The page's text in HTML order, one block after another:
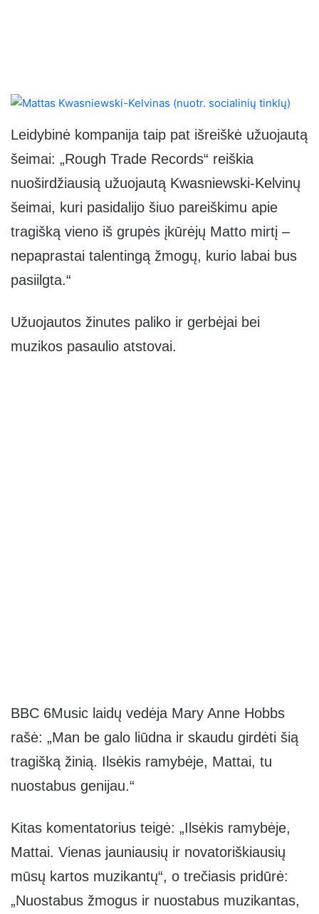
Leidybinė kompanija taip pat išreiškė užuojautą
šeimai: „Rough Trade Records“ reiškia
nuoširdžiausią užuojautą Kwasniewski-Kelvinų
šeimai, kuri pasidalijo šiuo pareiškimu apie
tragišką vieno iš grupės įkūrėjų Matto mirtį –
nepaprastai talentingą žmogų, kurio labai bus
pasiilgta.“
Užuojautos žinutes paliko ir gerbėjai bei
muzikos pasaulio atstovai.
BBC 6Music laidų vedėja Mary Anne Hobbs
rašė: „Man be galo liūdna ir skaudu girdėti šią
tragišką žinią. Ilsėkis ramybėje, Mattai, tu
nuostabus genijau.“
Kitas komentatorius teigė: „Ilsėkis ramybėje,
Mattai. Vienas jauniausių ir novatoriškiausių
mūsų kartos muzikantų“, o trečiasis pridūrė:
„Nuostabus žmogus ir nuostabus muzikantas,